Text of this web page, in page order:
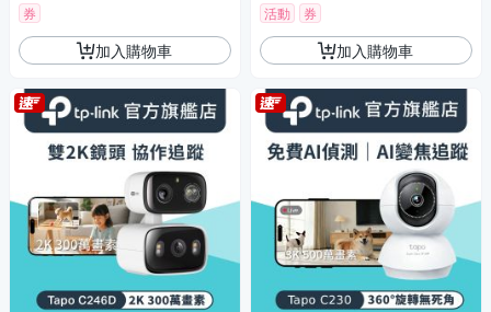
券
加入購物車
活動 券
加入購物車